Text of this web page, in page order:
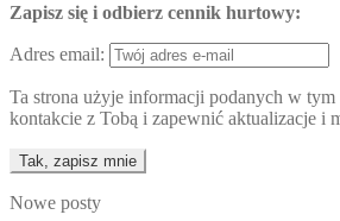
Zapisz się i odbierz cennik hurtowy:
Adres email:
Ta strona użyje informacji podanych w
kontakcie z Tobą i zapewnić aktualizacje i
Nowe posty